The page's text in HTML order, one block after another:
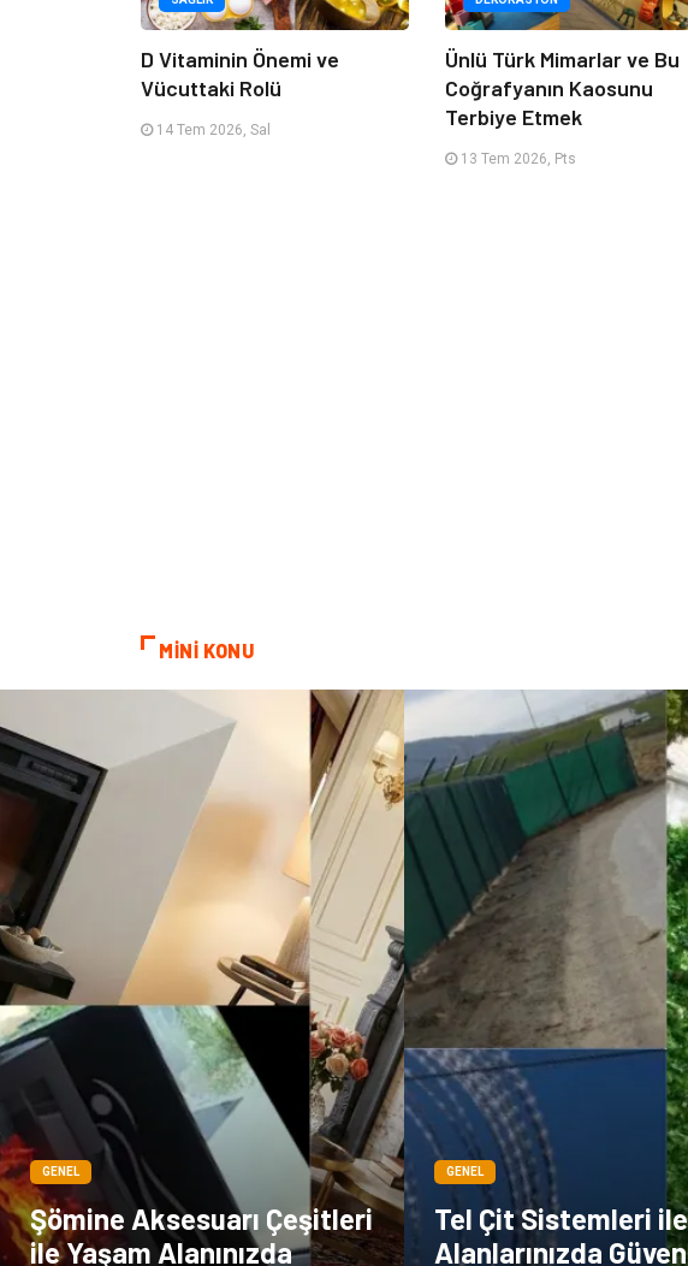
D Vitaminin Önemi ve
Vücuttaki Rolü
14 Tem 2026, Sal
Ünlü Türk Mimarlar ve Bu
Coğrafyanın Kaosunu
Terbiye Etmek
13 Tem 2026, Pts
MİNİ KONU
GENEL
Şömine Aksesuarı Çeşitleri
ile Yaşam Alanınızda
GENEL
Tel Çit Sistemleri ile
Alanlarınızda